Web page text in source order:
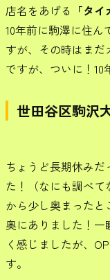
店名をあげる 「タ
10年前に駒澤に住
すが、その時はま
ですが、ついに！10
世田谷区駒沢
ちょうど長期休み
た！（なにも調べ
から少し奥まった
奥にありました！
く感じましたが、
す。